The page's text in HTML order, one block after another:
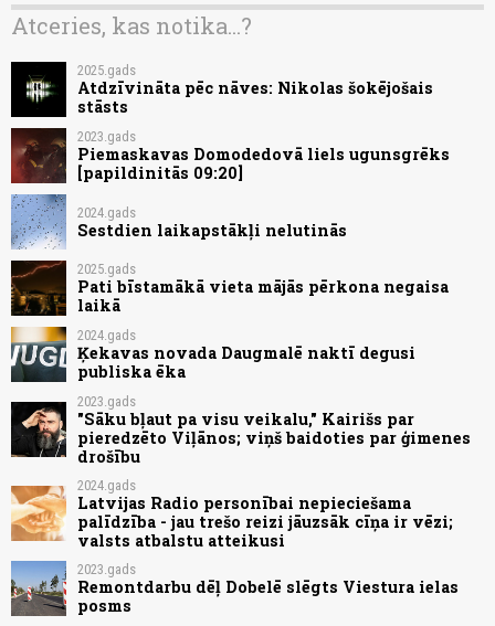
Atceries, kas notika...?
2025.gads
Atdzīvināta pēc nāves: Nikolas šokējošais
stāsts
2023.gads
Piemaskavas Domodedovā liels ugunsgrēks
[papildinitās 09:20]
2024.gads
Sestdien laikapstākļi nelutinās
2025.gads
Pati bīstamākā vieta mājās pērkona negaisa
laikā
2024.gads
Ķekavas novada Daugmalē naktī degusi
publiska ēka
2023.gads
"Sāku bļaut pa visu veikalu," Kairišs par
pieredzēto Viļānos; viņš baidoties par ģimenes
drošību
2024.gads
Latvijas Radio personībai nepieciešama
palīdzība - jau trešo reizi jāuzsāk cīņa ir vēzi;
valsts atbalstu atteikusi
2023.gads
Remontdarbu dēļ Dobelē slēgts Viestura ielas
posms